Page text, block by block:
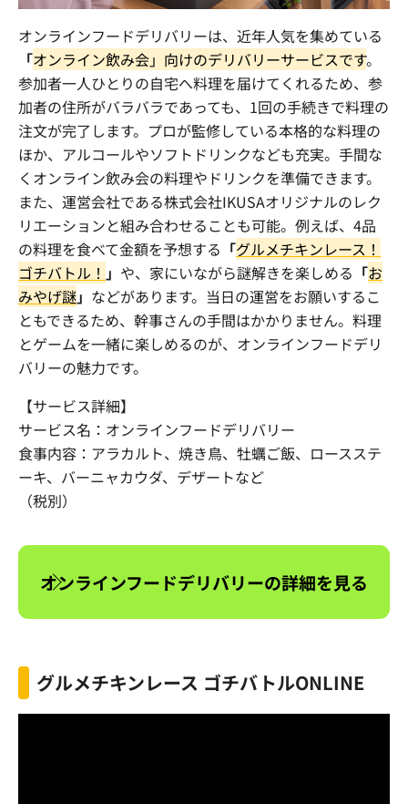
オンラインフードデリバリーは、近年人気を集めている
「オンライン飲み会」向けのデリバリーサービスです。
参加者一人ひとりの自宅へ料理を届けてくれるため、参
加者の住所がバラバラであっても、 1回の手続きで料理の
注文が完了します。プロが監修している本格的な料理の
ほか、アルコールやソフトドリンクなども充実。手間な
くオンライン飲み会の料理やドリンクを準備できます。
また、運営会社である株式会社IKUSAオリジナルのレク
リエーションと組み合わせることも可能。例えば、4品
の料理を食べて金額を予想する 「グルメチキンレース！
ゴチバトル！ 」 や、家にいながら謎解きを楽しめる 「お
みやげ謎」 などがあります。当日の運営をお願いするこ
ともできるため、幹事さんの手間はかかりません。料理
とゲームを一緒に楽しめるのが、オンラインフードデリ
バリーの魅力です。
【サービス詳細】
サービス名：オンラインフードデリバリー
食事内容：アラカルト、焼き鳥、牡蠣ご飯、ロースステ
ーキ、バーニャカウダ、デザートなど
（税別）
オンラインフードデリバリーの詳細を見る
グルメチキンレース ゴチバトルONLINE